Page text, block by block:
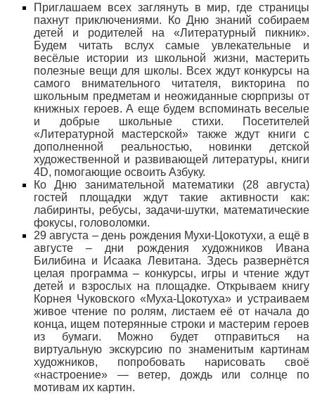
Приглашаем всех заглянуть в мир, где страницы
пахнут приключениями. Ко Дню знаний собираем
детей и родителей на «Литературный пикник».
Будем читать вслух самые увлекательные и
весёлые истории из школьной жизни, мастерить
полезные вещи для школы. Всех ждут конкурсы на
самого внимательного читателя, викторина по
школьным предметам и неожиданные сюрпризы от
книжных героев. А еще будем вспоминать веселые
и добрые школьные стихи. Посетителей
«Литературной мастерской» также ждут книги с
дополненной реальностью, новинки детской
художественной и развивающей литературы, книги
4D, помогающие освоить Азбуку.
Ко Дню занимательной математики (28 августа)
гостей площадки ждут такие активности как:
лабиринты, ребусы, задачи-шутки, математические
фокусы, головоломки.
29 августа – день рождения Мухи-Цокотухи, а ещё в
августе – дни рождения художников Ивана
Билибина и Исаака Левитана. Здесь развернётся
целая программа – конкурсы, игры и чтение ждут
детей и взрослых на площадке. Открываем книгу
Корнея Чуковского «Муха-Цокотуха» и устраиваем
живое чтение по ролям, листаем её от начала до
конца, ищем потерянные строки и мастерим героев
из бумаги. Можно будет отправиться на
виртуальную экскурсию по знаменитым картинам
художников, попробовать нарисовать своё
«настроение» — ветер, дождь или солнце по
мотивам их картин.